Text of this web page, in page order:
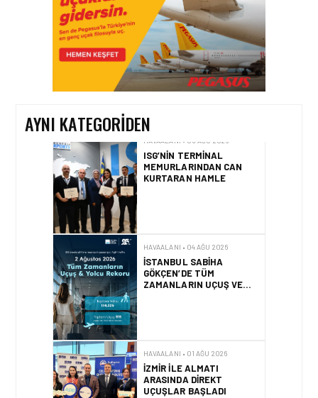
AYNI KATEGORIDEN
HAVAALANI • 05 AĞU 2026
TASARIMDAN GERÇEĞE:
ANKARA HAVALIMANI
DEVLET KONUKEVI
HAVAALANI • 05 AĞU 2026
ISG’NIN TERMINAL
MEMURLARINDAN CAN
KURTARAN HAMLE
HAVAALANI • 04 AĞU 2026
İSTANBUL SABIHA
GÖKÇEN’DE TÜM
ZAMANLARIN UÇUŞ VE
HAVAALANI • 01 AĞU 2026
İZMIR ILE ALMATI
ARASINDA DIREKT
UÇUŞLAR BAŞLADI